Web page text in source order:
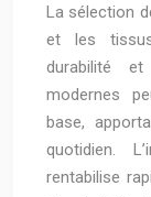
La sélection
et les
durabilité
modernes
base,
quotidien.
rentabilise